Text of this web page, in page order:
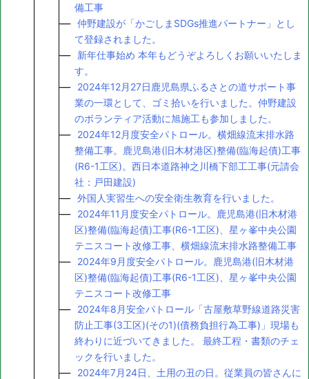
備工事
仲野建設が「かごしまSDGs推進パートナー」とし
て登録されました。
新年仕事始め 本年もどうぞよろしくお願いいたしま
す。
2024年12月27日鹿児島県ふるさとの道サポート事
業の一環として、ゴミ拾いを行いました。仲野建設
のボランティア活動に旭施工も参加しました。
2024年12月度安全パトロール。横畑線流末排水路
整備工事。鹿児島港(旧木材港区)整備(臨海起債)工事
(R6-1工区)。西日本道路神之川橋下部工工事(元請会
社：戸田建設)
外国人実習生への安全衛生教育を行いました。
2024年11月度安全パトロール。鹿児島港(旧木材港
区)整備(臨海起債)工事(R6-1工区)、星ヶ峯中央公園
テニスコート改修工事、横畑線流末排水路整備工事
2024年9月度安全パトロール。鹿児島港(旧木材港
区)整備(臨海起債)工事(R6-1工区)、星ヶ峯中央公園
テニスコート改修工事
2024年8月安全パトロール「古屋敷草野線道路災害
防止工事(3工区)(その1)(債務負担行為工事)」現場も
終わりに近づいてきました。 最終工程・書類のチェ
ックを行いました。
2024年7月24日、土用の丑の日。従業員の皆さんに